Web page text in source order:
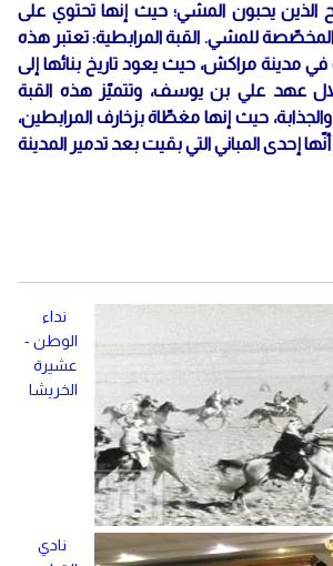
الذين يحبون المشي؛ حيث إنها تحتوي على
للمشي. القبة المرابطية: تعتبر هذه
مدينة مراكش، حيث يعود تاريخ بنائها إلى
عهد علي بن يوسف، وتتميّز هذه القبة
حيث إنها مغطّاة بزخارف المرابطين،
إحدى المباني التي بقيت بعد تدمير المدينة
نداء
الوطن -
عشيرة
الخريشا
نادي